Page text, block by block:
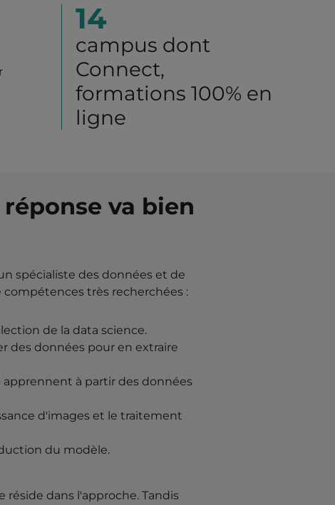
14
campus dont
Connect,
formations 100% en
ligne
va bien
spécialiste des données et de
compétences très recherchées :
de la data science.
des données pour en extraire
à partir des données
d'images et le traitement
du modèle.
dans l'approche. Tandis